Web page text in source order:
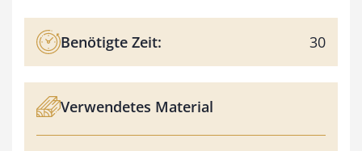
Benötigte Zeit: 30
Verwendetes Material